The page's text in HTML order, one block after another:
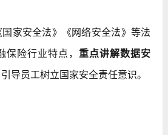
家安全法》《网络安全法》等法
保险行业特点， 重点讲解数据安
引导员工树立国家安全责任意识。